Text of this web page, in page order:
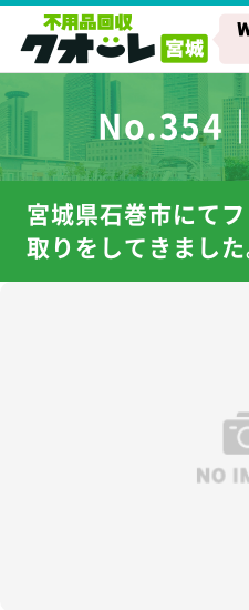
No.354
宮城県石巻市にて
取りをしてきました